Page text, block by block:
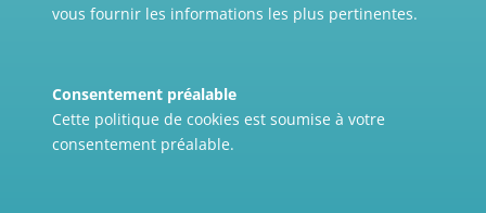
vous fournir les informations les plus pertinentes.
Consentement préalable
Cette politique de cookies est soumise à votre
consentement préalable.